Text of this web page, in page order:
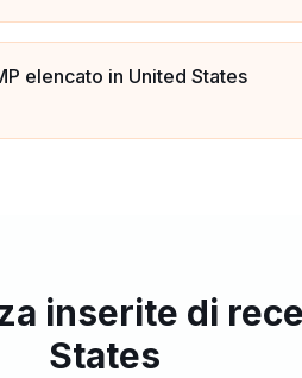
elencato in United States
inserite di
States